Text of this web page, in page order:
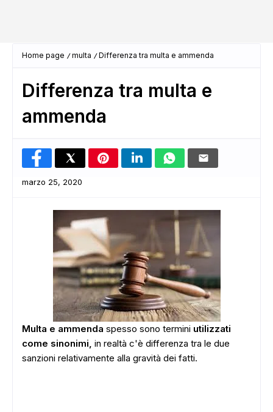
Home page multa Differenza tra multa e ammenda
Differenza tra multa e
ammenda
marzo 25, 2020
Multa e ammenda spesso sono termini utilizzati
come sinonimi, in realtà c'è differenza tra le due
sanzioni relativamente alla gravità dei fatti.